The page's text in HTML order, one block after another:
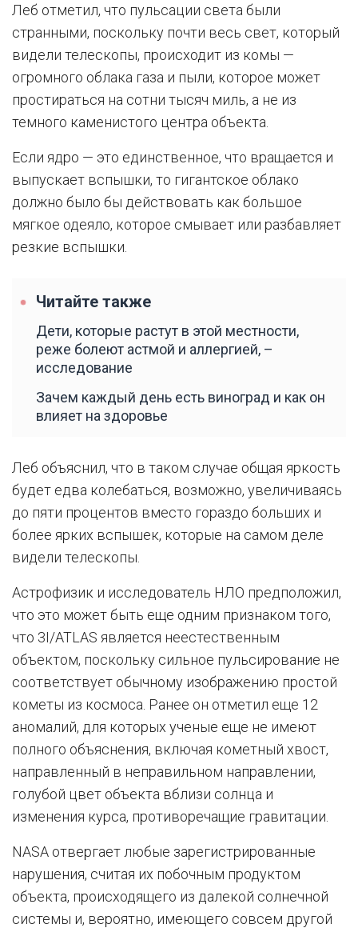
Леб отметил, что пульсации света были
странными, поскольку почти весь свет, который
видели телескопы, происходит из комы —
огромного облака газа и пыли, которое может
простираться на сотни тысяч миль, а не из
темного каменистого центра объекта.
Если ядро — это единственное, что вращается и
выпускает вспышки, то гигантское облако
должно было бы действовать как большое
мягкое одеяло, которое смывает или разбавляет
резкие вспышки.
Читайте также
Дети, которые растут в этой местности,
реже болеют астмой и аллергией, –
исследование
Зачем каждый день есть виноград и как он
влияет на здоровье
Леб объяснил, что в таком случае общая яркость
будет едва колебаться, возможно, увеличиваясь
до пяти процентов вместо гораздо больших и
более ярких вспышек, которые на самом деле
видели телескопы.
Астрофизик и исследователь НЛО предположил,
что это может быть еще одним признаком того,
что 3I/ATLAS является неестественным
объектом, поскольку сильное пульсирование не
соответствует обычному изображению простой
кометы из космоса. Ранее он отметил еще 12
аномалий, для которых ученые еще не имеют
полного объяснения, включая кометный хвост,
направленный в неправильном направлении,
голубой цвет объекта вблизи солнца и
изменения курса, противоречащие гравитации.
NASA отвергает любые зарегистрированные
нарушения, считая их побочным продуктом
объекта, происходящего из далекой солнечной
системы и, вероятно, имеющего совсем другой